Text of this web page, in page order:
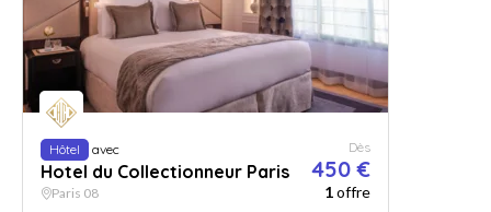
Hôtel avec
Hotel du Collectionneur Paris
Dès
450 €
Paris 08 1offre